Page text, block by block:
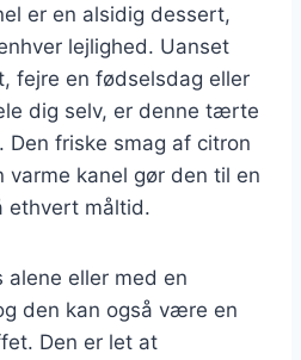
er en alsidig dessert,
lejlighed. Uanset
fejre en fødselsdag eller
dig selv, er denne tærte
Den friske smag af citron
varme kanel gør den til en
ethvert måltid.
eller med en
den kan også være en
Den er let at